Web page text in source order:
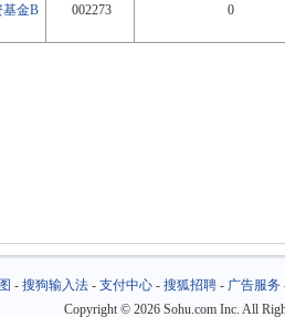
基金B
002273 0
- 搜狗输入法- 支付中心- 搜狐招聘- 广告服务
Copyright © 2026 Sohu.com Inc. All